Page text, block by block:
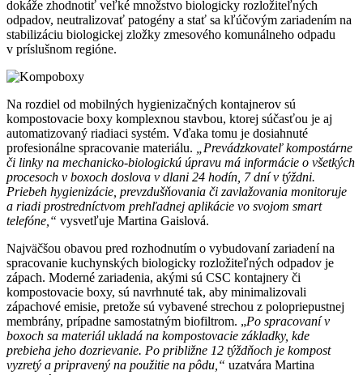
dokáže zhodnotiť veľké množstvo biologicky rozložiteľných
odpadov, neutralizovať patogény a stať sa kľúčovým zariadením na
stabilizáciu biologickej zložky zmesového komunálneho odpadu
v príslušnom regióne.
Na rozdiel od mobilných hygienizačných kontajnerov sú
kompostovacie boxy komplexnou stavbou, ktorej súčasťou je aj
automatizovaný riadiaci systém. Vďaka tomu je dosiahnuté
profesionálne spracovanie materiálu.
„Prevádzkovateľ kompostárne
či linky na mechanicko-biologickú úpravu má informácie o všetkých
procesoch v boxoch doslova v dlani 24 hodín, 7 dní v týždni.
Priebeh hygienizácie, prevzdušňovania či zavlažovania monitoruje
a riadi prostredníctvom prehľadnej aplikácie vo svojom smart
telefóne,“ vysvetľuje Martina Gaislová.
Najväčšou obavou pred rozhodnutím o vybudovaní zariadení na
spracovanie kuchynských biologicky rozložiteľných odpadov je
zápach. Moderné zariadenia, akými sú CSC kontajnery či
kompostovacie boxy, sú navrhnuté tak, aby minimalizovali
zápachové emisie, pretože sú vybavené strechou z polopriepustnej
membrány, prípadne samostatným biofiltrom. „Po spracovaní v
boxoch sa materiál ukladá na kompostovacie základky, kde
prebieha jeho dozrievanie. Po približne 12 týždňoch je kompost
vyzretý a pripravený na použitie na pôdu,“ uzatvára Martina